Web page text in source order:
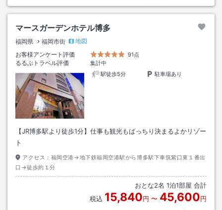
マースガーデンホテル博多
福岡県 福岡市街
地図
お客様アンケート評価
91点
るるぶトラベル評価
集計中
駅徒歩5分
駐車場あり
【JR博多駅より徒歩1分】仕事も観光もばっちり決まるよかリゾー
ト
アクセス： 福岡空港→地下鉄福岡空港駅から博多駅下車筑紫口東１番出
口→徒歩約１分
おとな2名 1泊1部屋 合計
税込 15,840円 〜 45,600円